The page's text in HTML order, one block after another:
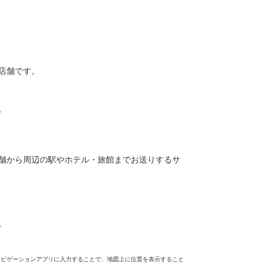
舗です。
から周辺の駅やホテル・旅館までお送りするサ
ーションアプリに入力することで、地図上に位置を表示すること